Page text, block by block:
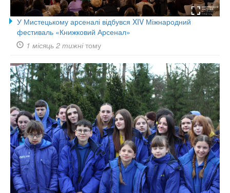
У Мистецькому арсеналі відбувся XIV Міжнародний
фестиваль «Книжковий Арсенал»
1 місяць 2 тижнітому